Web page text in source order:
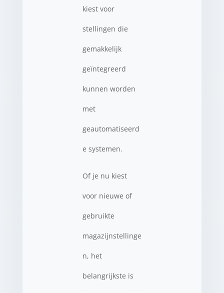
kiest voor
stellingen die
gemakkelijk
geïntegreerd
kunnen worden
met
geautomatiseerd
e systemen.
Of je nu kiest
voor nieuwe of
gebruikte
magazijnstellinge
n, het
belangrijkste is